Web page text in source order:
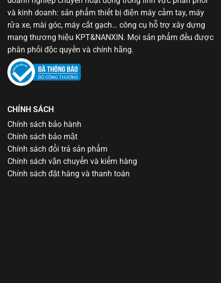
và kinh doanh: sản phẩm thiết bị điện máy cầm tay, máy
rửa xe, mài góc, máy cắt gạch… công cụ hỗ trợ xây dựng
mang thương hiệu KPT&NANXIN. Mọi sản phẩm đều được
phân phối độc quyền và chính hãng.
CHÍNH SÁCH
Chính sách bảo hành
Chính sách bảo mật
Chính sách đổi trả sản phẩm
Chính sách vận chuyển và kiểm hàng
Chính sách đặt hàng và thanh toán